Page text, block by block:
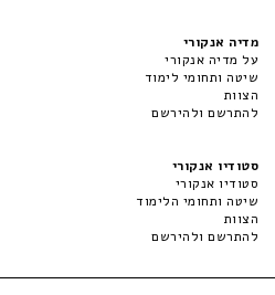
מדיה אנקורי
על מדיה אנקורי
שיטה ותחומי לימוד
הצוות
להתרשם ולהירשם
סטודיו אנקורי
סטודיו אנקורי
שיטה ותחומי הלימוד
הצוות
להתרשם ולהירשם